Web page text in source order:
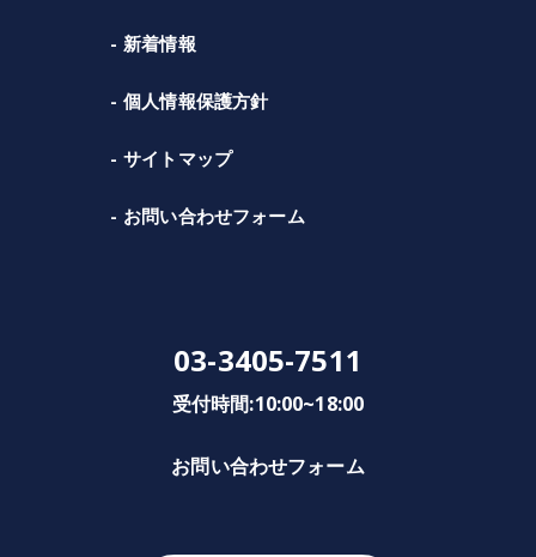
新着情報
個人情報保護方針
サイトマップ
お問い合わせフォーム
03-3405-7511
受付時間:10:00~18:00
お問い合わせフォーム